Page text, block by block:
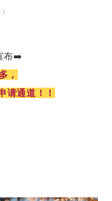
布➡️
，
请通道！！